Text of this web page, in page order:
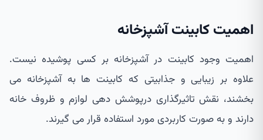
اهمیت کابینت آشپزخانه
اهمیت وجود کابینت در آشپزخانه بر کسی پوشیده نیست.
علاوه بر زیبایی و جذابیتی که کابینت ها به آشپزخانه می
بخشند، نقش تاثیرگذاری درپوشش دهی لوازم و ظروف خانه
دارند و به صورت کاربردی مورد استفاده قرار می گیرند.